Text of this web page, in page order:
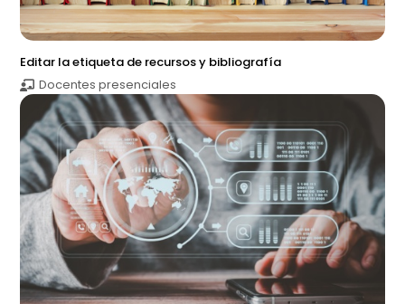
Editar la etiqueta de recursos y bibliografía
Docentes presenciales